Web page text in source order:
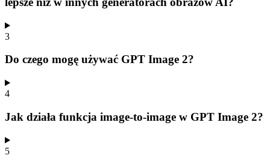
3
Do czego mogę używać GPT Image 2?
4
Jak działa funkcja image-to-image w GPT Image 2?
5